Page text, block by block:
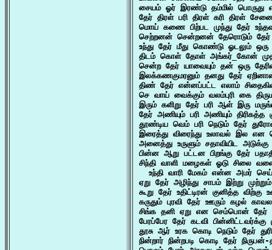
சையம் ஓர் இரண்டு தம்மில் பொருது
தேர் திரள் பரி திரள் கரி திரள்
மொய் கணை பிற்பட முந்து தேர்
செற்றனன் சென்றனன் தேரொடும்
உந்து தேர் மீது கொண்டு ஓடலும் ஒரு
திடம் கொள் தோள் அங்கர்_கோன்
சென்ற தேர் யாவையும் தன் ஒரு
இலக்கணகுமரனும் தனது தேர்
திண் தேர் என்னப்பட்ட எலாம்
செ வாய் வைக்கும் வலம்புரி கை
இரும் களிறு தேர் பரி ஆள் இரு
தேர் அணியும் பரி அணியும் திரிகத்த
தூண்டிய வெம் பரி நெடும் தேர்
இரைத்து விரைந்து உலாவல் இல என
அனைத்து உருளும் சதாவியிட
பின்ன ஆறு பட்டன பிறங்கு தேர்
சிந்தி வாளி மழைகள் ஓடு சிலை
உந்தி வாரி மேகம் என்ன அமர்
ஏறு தேர் அழிந்து சாபம் இற்று
கூறு தேர் உதிட்டிரன் குனித்த
கருதும் புரவி தேர் ஊரும் கழல்
சிங்க தனி ஏறு என செம்பொன் தேர்
பேரப்பேர தேர் கடவி
தூசு ஆர் உரக கொடி நெடும் தேர்
நின்றார் நின்றபடி கொடி தேர்